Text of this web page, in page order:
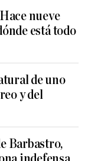
nueve
está todo
de uno
y del
Barbastro,